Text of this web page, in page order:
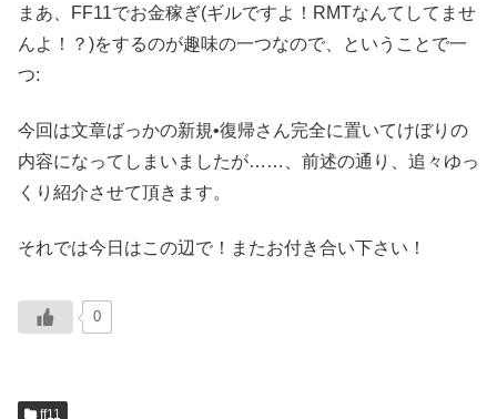
まあ、FF11でお金稼ぎ(ギルですよ！RMTなんてしてませ
んよ！？)をするのが趣味の一つなので、ということで一
つ:
今回は文章ばっかの新規•復帰さん完全に置いてけぼりの
内容になってしまいましたが……、前述の通り、追々ゆっ
くり紹介させて頂きます。
それでは今日はこの辺で！またお付き合い下さい！
0
ff11